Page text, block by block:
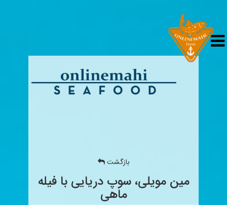
بازگشت
مین مویلی، سوپ دریایی با فیله
ماهی